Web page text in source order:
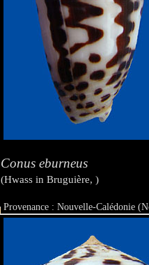
Conus eburneus
(Hwass in Bruguière, )
Provenance : Nouvelle-Calédonie
Taille : 34.3 mm